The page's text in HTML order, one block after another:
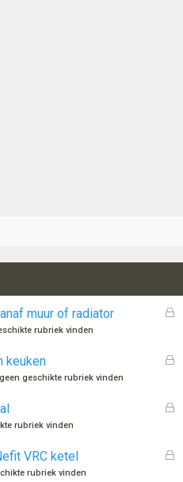
G
l
muur of radiator
rubriek vinden
G
l
keuken
geschikte rubriek vinden
G
l
rubriek vinden
G
VRC ketel
rubriek vinden